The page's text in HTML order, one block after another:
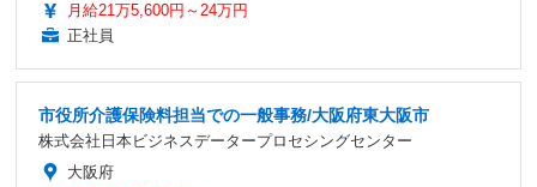
月給21万5,600円～24万円
正社員
市役所介護保険料担当での一般事務/大阪府東大阪市
株式会社日本ビジネスデータープロセシングセンター
大阪府